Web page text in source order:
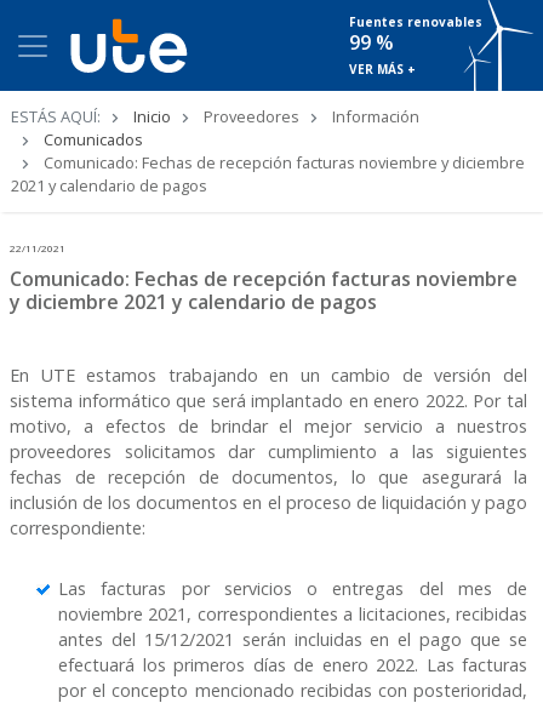
Fuentes renovables
99 %
VER MÁS +
ESTÁS AQUÍ: Inicio Proveedores
Información
Comunicados
Comunicado: Fechas de recepción facturas noviembre y diciembre
2021 y calendario de pagos
22/11/2021
Comunicado: Fechas de recepción facturas noviembre
y diciembre 2021 y calendario de pagos
En UTE estamos trabajando en un cambio de versión del
sistema informático que será implantado en enero 2022. Por tal
motivo, a efectos de brindar el mejor servicio a nuestros
proveedores solicitamos dar cumplimiento a las siguientes
fechas de recepción de documentos, lo que asegurará la
inclusión de los documentos en el proceso de liquidación y pago
correspondiente:
Las facturas por servicios o entregas del mes de
noviembre 2021, correspondientes a licitaciones, recibidas
antes del 15/12/2021 serán incluidas en el pago que se
efectuará los primeros días de enero 2022. Las facturas
por el concepto mencionado recibidas con posterioridad,